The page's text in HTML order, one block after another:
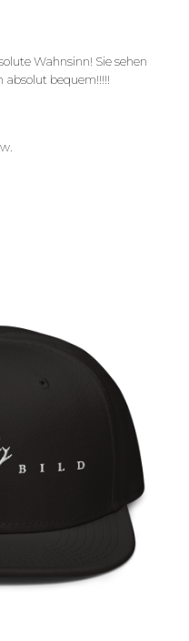
Wahnsinn! Sie sehen
bequem!!!!!